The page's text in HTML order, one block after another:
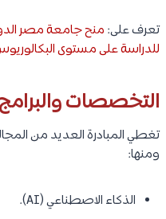
تعرف على: منح جامعة مصر
للدراسة على مستوى
التخصصات
تغطي المبادرة العديد من
ومنها:
الذكاء الاصطناعي (AI).